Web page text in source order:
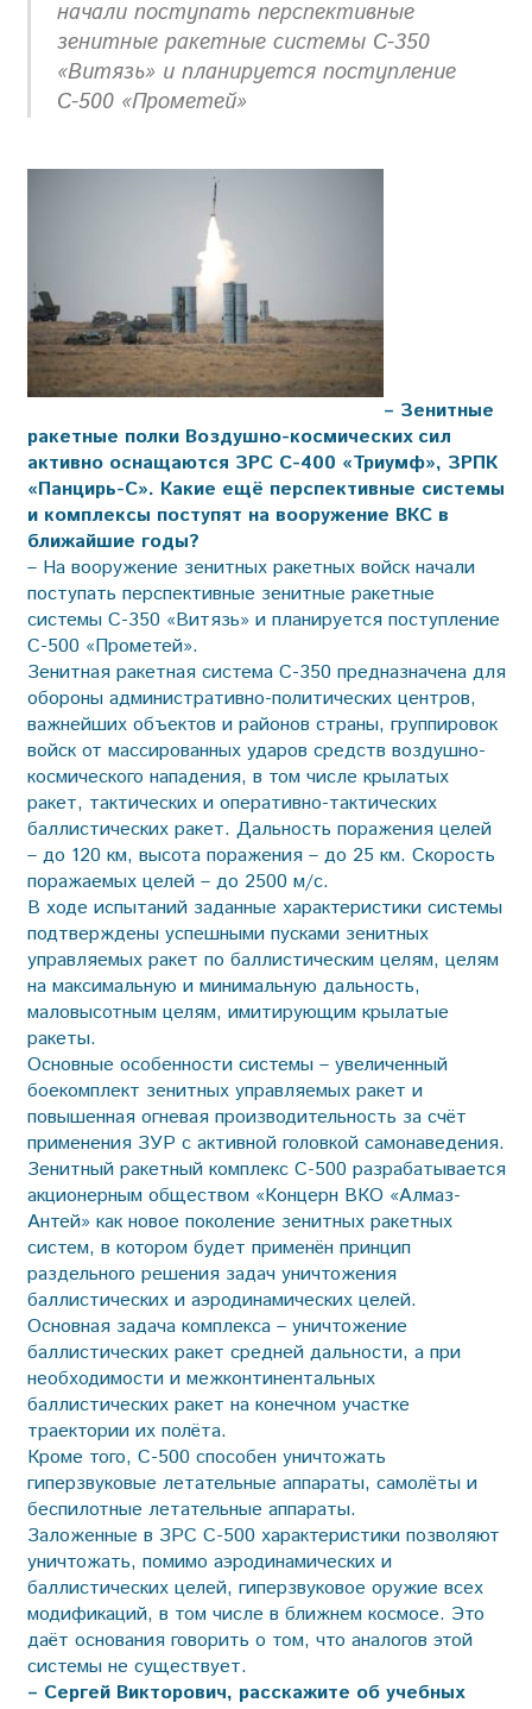
начали поступать перспективные
зенитные ракетные системы С-350
«Витязь» и планируется поступление
С-500 «Прометей»
– Зенитные
ракетные полки Воздушно-космических сил
активно оснащаются ЗРС С-400 «Триумф», ЗРПК
«Панцирь-С». Какие ещё перспективные системы
и комплексы поступят на вооружение ВКС в
ближайшие годы?
– На вооружение зенитных ракетных войск начали
поступать перспективные зенитные ракетные
системы С-350 «Витязь» и планируется поступление
С-500 «Прометей».
Зенитная ракетная система С-350 предназначена для
обороны административно-политических центров,
важнейших объектов и районов страны, группировок
войск от массированных ударов средств воздушно-
космического нападения, в том числе крылатых
ракет, тактических и оперативно-тактических
баллистических ракет. Дальность поражения целей
– до 120 км, высота поражения – до 25 км. Скорость
поражаемых целей – до 2500 м/с.
В ходе испытаний заданные характеристики системы
подтверждены успешными пусками зенитных
управляемых ракет по баллистическим целям, целям
на максимальную и минимальную дальность,
маловысотным целям, имитирующим крылатые
ракеты.
Основные особенности системы – увеличенный
боекомплект зенитных управляемых ракет и
повышенная огневая производительность за счёт
применения ЗУР с активной головкой самонаведения.
Зенитный ракетный комплекс С-500 разрабатывается
акционерным обществом «Концерн ВКО «Алмаз-
Антей» как новое поколение зенитных ракетных
систем, в котором будет применён принцип
раздельного решения задач уничтожения
баллистических и аэродинамических целей.
Основная задача комплекса – уничтожение
баллистических ракет средней дальности, а при
необходимости и межконтинентальных
баллистических ракет на конечном участке
траектории их полёта.
Кроме того, С-500 способен уничтожать
гиперзвуковые летательные аппараты, самолёты и
беспилотные летательные аппараты.
Заложенные в ЗРС С-500 характеристики позволяют
уничтожать, помимо аэродинамических и
баллистических целей, гиперзвуковое оружие всех
модификаций, в том числе в ближнем космосе. Это
даёт основания говорить о том, что аналогов этой
системы не существует.
– Сергей Викторович, расскажите об учебных